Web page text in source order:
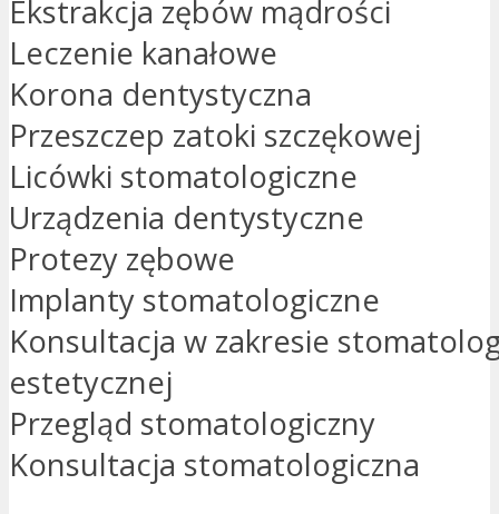
Ekstrakcja zębów mądrości
Leczenie kanałowe
Korona dentystyczna
Przeszczep zatoki szczękowej
Licówki stomatologiczne
Urządzenia dentystyczne
Protezy zębowe
Implanty stomatologiczne
Konsultacja w zakresie
estetycznej
Przegląd stomatologiczny
Konsultacja stomatologiczna